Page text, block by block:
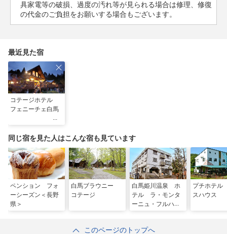
具家電等の破損、過度の汚れ等が見られる場合は修理、修復
の代金のご負担をお願いする場合もございます。
最近見た宿
コテージホテル
フェニーチェ白馬
同じ宿を見た人はこんな宿も見ています
ペンション フォ
ーシーズン＜長野
県＞
白馬ブラウニー
コテージ
白馬姫川温泉 ホ
テル ラ・モンタ
ーニュ・フルハタ
プチホテ
スハウス
このページのトップへ